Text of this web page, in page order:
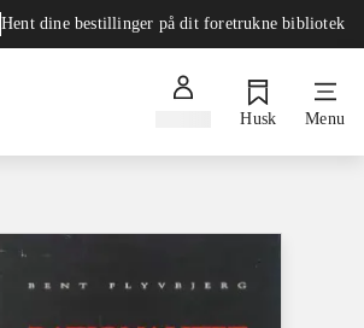
Hent dine bestillinger på dit foretrukne bibliotek
Husk Menu